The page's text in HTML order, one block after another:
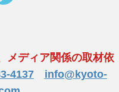
メディア関係の取材依
4137
info@kyoto-